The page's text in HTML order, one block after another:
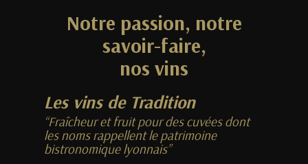
Notre passion, notre
savoir-faire,
nos vins
Les vins de Tradition
“Fraîcheur et fruit pour des cuvées dont
les noms rappellent le patrimoine
bistronomique lyonnais”